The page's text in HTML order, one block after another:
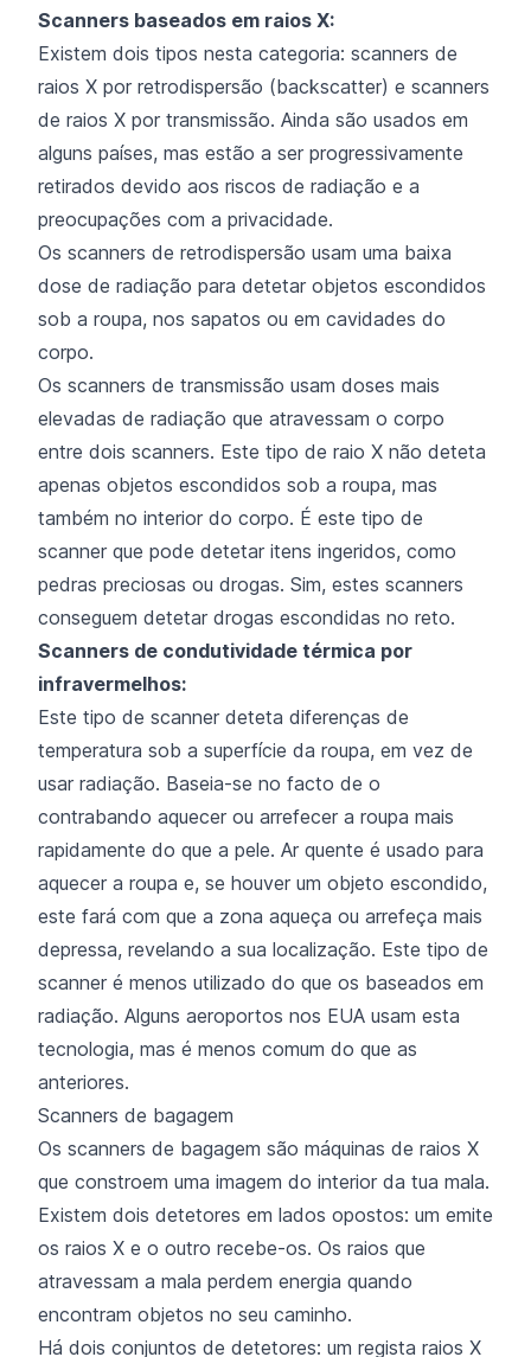
Scanners baseados em raios X:
Existem dois tipos nesta categoria: scanners de
raios X por retrodispersão (backscatter) e scanners
de raios X por transmissão. Ainda são usados em
alguns países, mas estão a ser progressivamente
retirados devido aos riscos de radiação e a
preocupações com a privacidade.
Os scanners de retrodispersão usam uma baixa
dose de radiação para detetar objetos escondidos
sob a roupa, nos sapatos ou em cavidades do
corpo.
Os scanners de transmissão usam doses mais
elevadas de radiação que atravessam o corpo
entre dois scanners. Este tipo de raio X não deteta
apenas objetos escondidos sob a roupa, mas
também no interior do corpo. É este tipo de
scanner que pode detetar itens ingeridos, como
pedras preciosas ou drogas. Sim, estes scanners
conseguem detetar drogas escondidas no reto.
Scanners de condutividade térmica por
infravermelhos:
Este tipo de scanner deteta diferenças de
temperatura sob a superfície da roupa, em vez de
usar radiação. Baseia-se no facto de o
contrabando aquecer ou arrefecer a roupa mais
rapidamente do que a pele. Ar quente é usado para
aquecer a roupa e, se houver um objeto escondido,
este fará com que a zona aqueça ou arrefeça mais
depressa, revelando a sua localização. Este tipo de
scanner é menos utilizado do que os baseados em
radiação. Alguns aeroportos nos EUA usam esta
tecnologia, mas é menos comum do que as
anteriores.
Scanners de bagagem
Os scanners de bagagem são máquinas de raios X
que constroem uma imagem do interior da tua mala.
Existem dois detetores em lados opostos: um emite
os raios X e o outro recebe-os. Os raios que
atravessam a mala perdem energia quando
encontram objetos no seu caminho.
Há dois conjuntos de detetores: um regista raios X